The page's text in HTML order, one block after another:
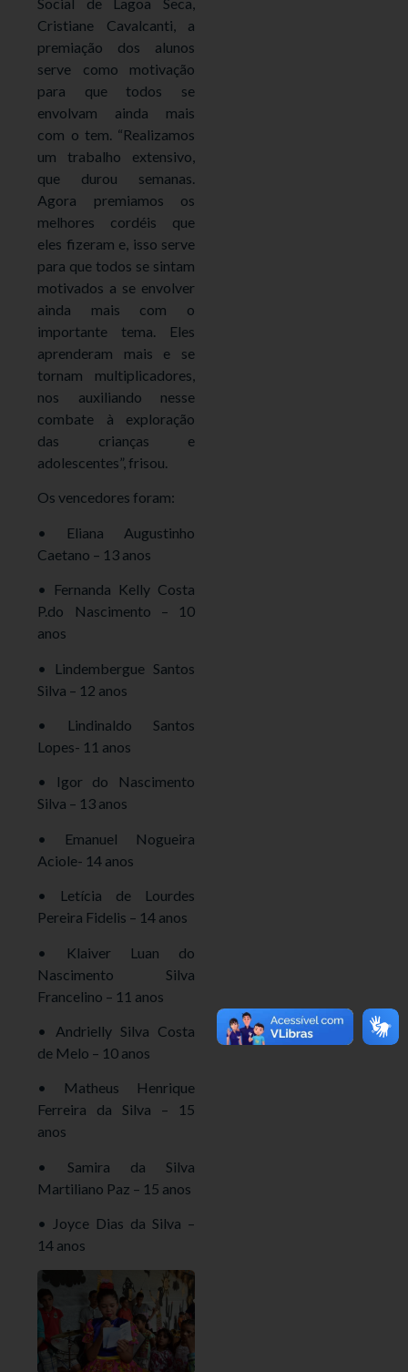
Cristiane Cavalcanti, a
premiação dos alunos
serve como motivação
para que todos se
envolvam ainda mais
com o tem. “Realizamos
um trabalho extensivo,
que durou semanas.
Agora premiamos os
melhores cordéis que
eles fizeram e, isso serve
para que todos se sintam
motivados a se envolver
ainda mais com o
importante tema. Eles
aprenderam mais e se
tornam multiplicadores,
nos auxiliando nesse
combate à exploração
das crianças e
adolescentes”, frisou.
Os vencedores foram:
• Eliana Augustinho
Caetano – 13 anos
• Fernanda Kelly Costa
P.do Nascimento – 10
anos
• Lindembergue Santos
Silva – 12 anos
• Lindinaldo Santos
Lopes- 11 anos
• Igor do Nascimento
Silva – 13 anos
• Emanuel Nogueira
Aciole- 14 anos
• Letícia de Lourdes
Pereira Fidelis – 14 anos
• Klaiver Luan do
Nascimento Silva
Francelino – 11 anos
• Andrielly Silva Costa
de Melo – 10 anos
• Matheus Henrique
Ferreira da Silva – 15
anos
• Samira da Silva
Martiliano Paz – 15 anos
• Joyce Dias da Silva –
14 anos